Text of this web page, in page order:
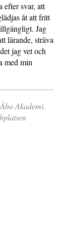
efter svar, att
åt att fritt
Jag
lärande, sträva
jag vet och
med min
Akademi.